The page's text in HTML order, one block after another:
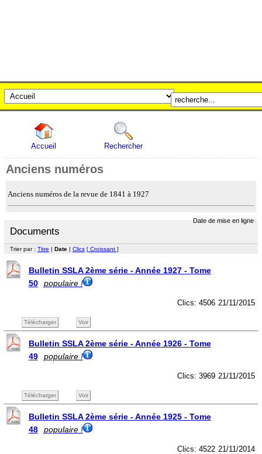
Accueil Rechercher
Anciens numéros
Anciens numéros de la revue de 1841 à 1927
Documents
Date de mise en ligne
Trier par : Titre | Date | Clics [ Croissant ]
Bulletin SSLA 2ème série - Année 1927 - Tome
50
populaire !
21/11/2015
Clics: 4506
Télécharger Voir
Bulletin SSLA 2ème série - Année 1926 - Tome
49
populaire !
21/11/2015
Clics: 3969
Télécharger Voir
Bulletin SSLA 2ème série - Année 1925 - Tome
48
populaire !
21/11/2014
Clics: 4522